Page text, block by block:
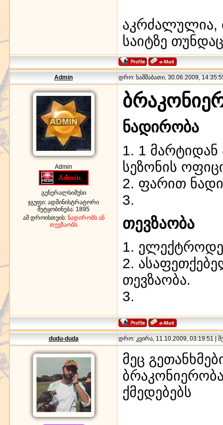
აკრძალულია,
საიტზე
Admin დრო: სამშაბათი, 30.06.2009,
Admin
გენერალსიმუსი
ჯგუფი: ადმინისტრატორი
შეტყობინება: 1895
ამ დროისთვის: ნადირობს ან
თევზაობს
ნადირობა
1. 1
სეზონის
2. ფარით
3.
თევზაობა
1.
2.
თევზაობა.
3.
dudu-duda დრო: კვირა, 11.10.2009, 03:19:51 |
მეც
ქმედებებს